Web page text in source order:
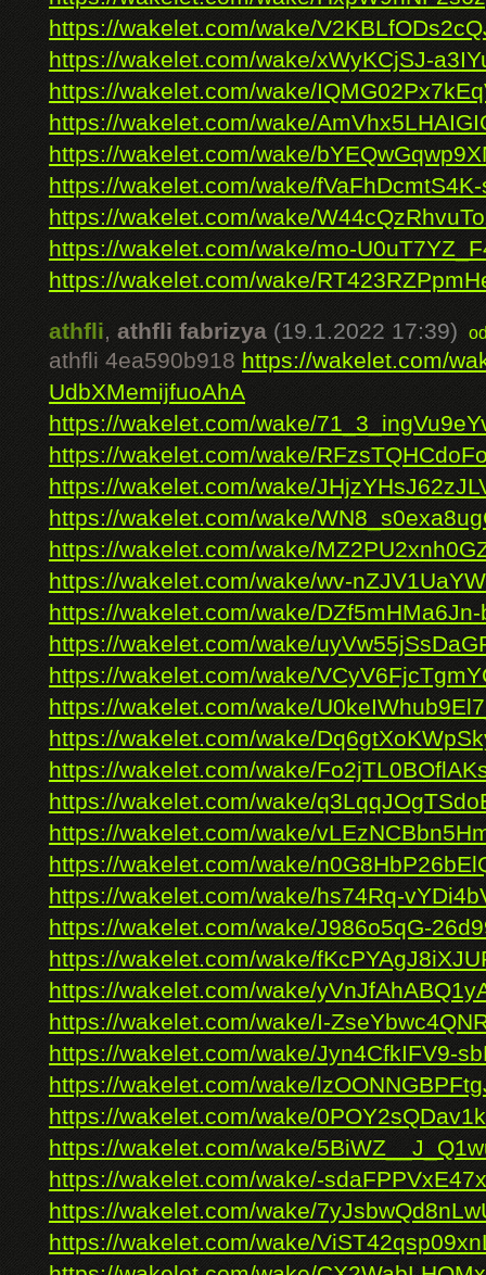
https://wakelet.com/wake/
https://wakelet.com/wake/xWyKCjSJ-
https://wakelet.com/wake/
https://wakelet.com/wake/
https://wakelet.com/wake/
https://wakelet.com/wake/
https://wakelet.com/wake/
https://wakelet.com/wake/mo-
https://wakelet.com/wake/
athfli, athfli fabrizya (19.1.2022 17:39)
athfli 4ea590b918 https://wakelet.com/
UdbXMemijfuoAhA
https://wakelet.com/wake/
https://wakelet.com/wake/
https://wakelet.com/wake/
https://wakelet.com/wake/
https://wakelet.com/wake/
https://wakelet.com/wake/wv-
https://wakelet.com/wake/
https://wakelet.com/wake/
https://wakelet.com/wake/
https://wakelet.com/wake/
https://wakelet.com/wake/
https://wakelet.com/wake/
https://wakelet.com/wake/
https://wakelet.com/wake/
https://wakelet.com/wake/
https://wakelet.com/wake/hs74Rq-
https://wakelet.com/wake/J986o5qG-
https://wakelet.com/wake/
https://wakelet.com/wake/
https://wakelet.com/wake/I-
https://wakelet.com/wake/Jyn4CfkIFV9-
https://wakelet.com/wake/
https://wakelet.com/wake/
https://wakelet.com/wake/
https://wakelet.com/wake/-
https://wakelet.com/wake/
https://wakelet.com/wake/